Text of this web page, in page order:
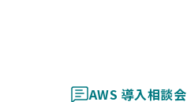
AWS 導入相談会